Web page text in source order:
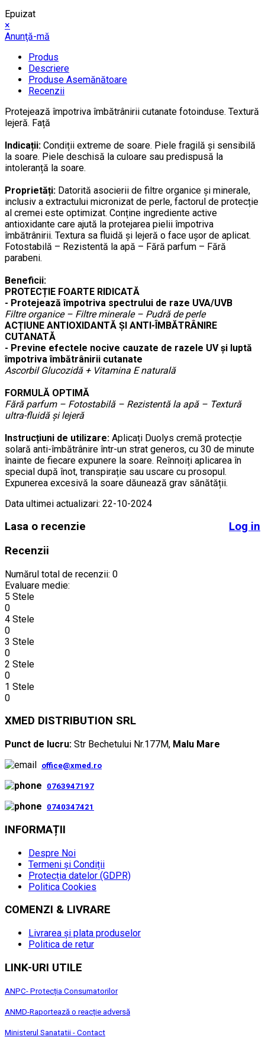
Epuizat
×
Anunţă-mă
Produs
Descriere
Produse Asemănătoare
Recenzii
Protejează împotriva îmbătrânirii cutanate fotoinduse. Textură
lejeră. Față
Indicații: Condiții extreme de soare. Piele fragilă și sensibilă
la soare. Piele deschisă la culoare sau predispusă la
intoleranță la soare.
Proprietăți: Datorită asocierii de filtre organice și minerale,
inclusiv a extractului micronizat de perle, factorul de protecție
al cremei este optimizat. Conține ingrediente active
antioxidante care ajută la protejarea pielii împotriva
îmbătrânirii. Textura sa fluidă și lejeră o face ușor de aplicat.
Fotostabilă – Rezistentă la apă – Fără parfum – Fără
parabeni.
Beneficii:
PROTECȚIE FOARTE RIDICATĂ
- Protejează împotriva spectrului de raze UVA/UVB
Filtre organice – Filtre minerale – Pudră de perle
ACȚIUNE ANTIOXIDANTĂ ȘI ANTI-ÎMBĂTRÂNIRE
CUTANATĂ
- Previne efectele nocive cauzate de razele UV și luptă
împotriva îmbătrânirii cutanate
Ascorbil Glucozidă + Vitamina E naturală
FORMULĂ OPTIMĂ
Fără parfum – Fotostabilă – Rezistentă la apă – Textură
ultra-fluidă și lejeră
Instrucțiuni de utilizare: Aplicați Duolys cremă protecție
solară anti-îmbătrânire într-un strat generos, cu 30 de minute
înainte de fiecare expunere la soare. Reînnoiți aplicarea în
special după înot, transpirație sau uscare cu prosopul.
Expunerea excesivă la soare dăunează grav sănătății.
Data ultimei actualizari: 22-10-2024
Lasa o recenzie
Log in
Recenzii
Numărul total de recenzii: 0
Evaluare medie:
5 Stele
0
4 Stele
0
3 Stele
0
2 Stele
0
1 Stele
0
XMED DISTRIBUTION SRL
Punct de lucru: Str Bechetului Nr.177M, Malu Mare
office@xmed.ro
0763947197
0740347421
INFORMAȚII
Despre Noi
Termeni și Condiții
Protecția datelor (GDPR)
Politica Cookies
COMENZI & LIVRARE
Livrarea și plata produselor
Politica de retur
LINK-URI UTILE
ANPC- Protecția Consumatorilor
ANMD-Raportează o reacție adversă
Ministerul Sanatatii - Contact